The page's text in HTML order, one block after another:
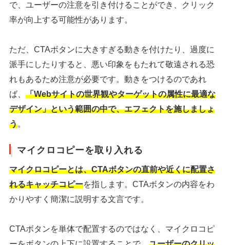
で、ユーザーの注意を引き付けることができ、クリック
率が向上する可能性があります。
ただ、CTAボタンに大きすぎる動きを付けたり、過度に
派手にしたりすると、悪い印象をもたれて敬遠される恐
れもあるため注意が必要です。動きをつけるのであれ
ば、 「Webサイトの世界観やターゲットの属性に最適な
デザイン」という範囲の中で、エフェクトを施しましょ
う。
マイクロコピーを取り入れる
マイクロコピーとは、CTAボタンの直前や近くに配置さ
れるキャッチコピーを指します。CTAボタンの内容をわ
かりやすく簡潔に説明する文言です。
CTAボタンを単体で配置するのではなく、マイクロコピ